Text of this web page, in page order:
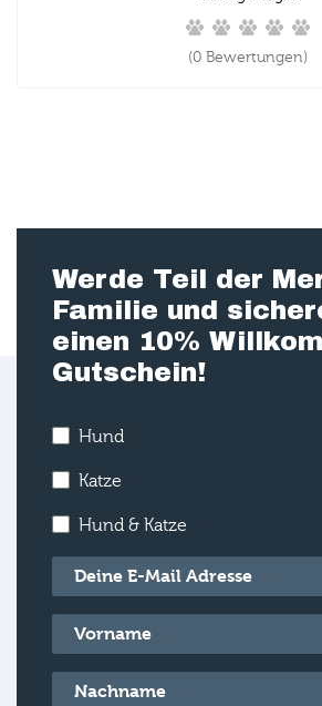
(0 Bewertungen)
Werde Teil der
Familie und
einen 10%
Gutschein!
Hund
Katze
Hund & Katze
E-Mail*
Vorname*
Nachname*